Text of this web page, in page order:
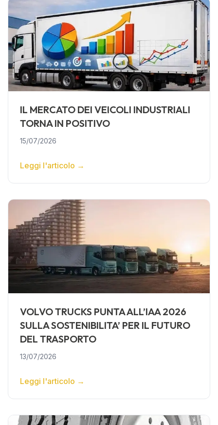
IL MERCATO DEI VEICOLI INDUSTRIALI
TORNA IN POSITIVO
15/07/2026
Leggi l'articolo →
VOLVO TRUCKS PUNTA ALL’IAA 2026
SULLA SOSTENIBILITA’ PER IL FUTURO
DEL TRASPORTO
13/07/2026
Leggi l'articolo →